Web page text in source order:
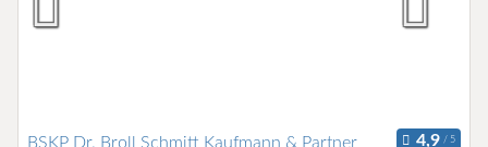
BSKP Dr. Broll Schmitt Kaufmann & Partner